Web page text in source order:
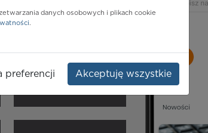
zdrowia
INHALATORY
danych osobowych i plikach cookie
.
preferencji Akceptuję wszystkie